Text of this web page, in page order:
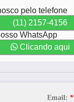
pelo telefone
(11) 2157-4156
WhatsApp
Clicando aqui
Email: *